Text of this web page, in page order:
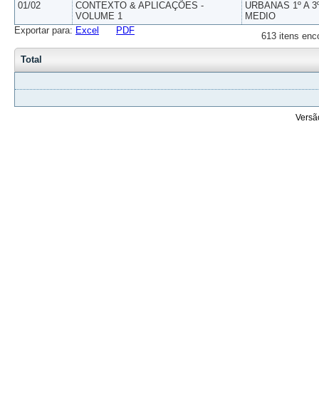
01/02
CONTEXTO & APLICAÇÕES -
VOLUME 1
URBANAS 1º A
MEDIO
613 itens
Exportar para: Excel PDF
Total